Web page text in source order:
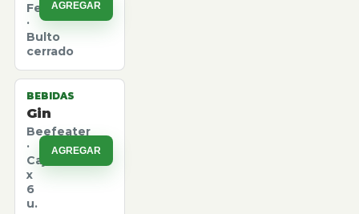
Felpita
·
Bulto
cerrado
AGREGAR
BEBIDAS
Gin
Beefeater
·
Caja
x
6
u.
AGREGAR